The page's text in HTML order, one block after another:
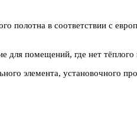
полотна в соответствии с
для помещений, где нет
элемента, установочного